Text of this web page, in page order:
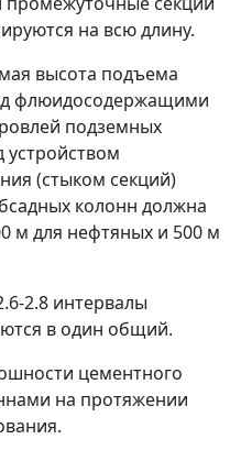
на всю длину.
высота подъема
флюидосодержащими
подземных
(стыком секций)
колонн должна
м для нефтяных и 500 м
2.8 интервалы
в один общий.
цементного
на протяжении